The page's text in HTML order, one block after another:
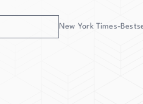
New York Times-